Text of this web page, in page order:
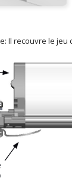
Il recouvre le